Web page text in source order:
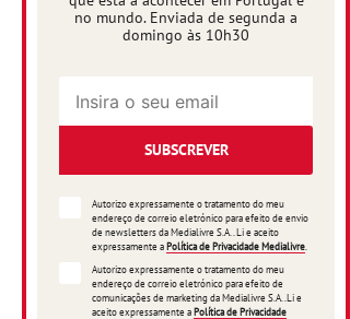
no mundo. Enviada de segunda a
domingo às 10h30
SUBSCREVER
Autorizo expressamente o tratamento do meu
endereço de correio eletrónico para efeito de envio
de newsletters da Medialivre S.A.. Li e aceito
expressamente aPolítica de Privacidade Medialivre
Autorizo expressamente o tratamento do meu
endereço de correio eletrónico para efeito de
comunicações de marketing da Medialivre S.A..Li e
aceito expressamente aPolítica de Privacidade